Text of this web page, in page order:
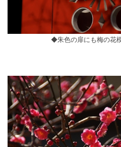
◆朱色の扉にも梅の花